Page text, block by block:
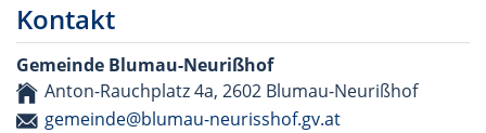
Kontakt
Gemeinde Blumau-Neurißhof
Anton-Rauchplatz 4a, 2602 Blumau-Neurißhof
gemeinde@blumau-neurisshof.gv.at